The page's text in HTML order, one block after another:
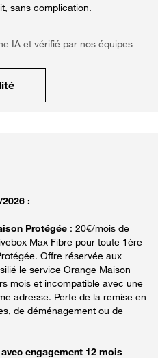
sans complication.
IA et vérifié par nos équipes
:
Protégée : 20€/mois de
Max Fibre pour toute 1ère
Offre réservée aux
le service Orange Maison
mois et incompatible avec une
adresse. Perte de la remise en
de déménagement ou de
engagement 12 mois